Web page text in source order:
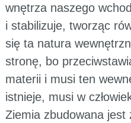
wnętrza naszego
i stabilizuje, tworząc
się ta natura
stronę, bo
materii i musi ten
istnieje, musi w
Ziemia zbudowana jest